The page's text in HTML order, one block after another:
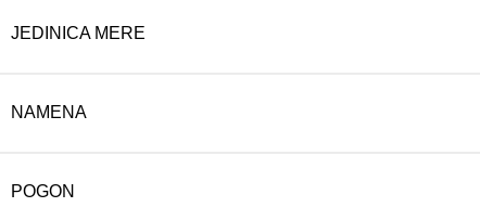
JEDINICA MERE
NAMENA
POGON